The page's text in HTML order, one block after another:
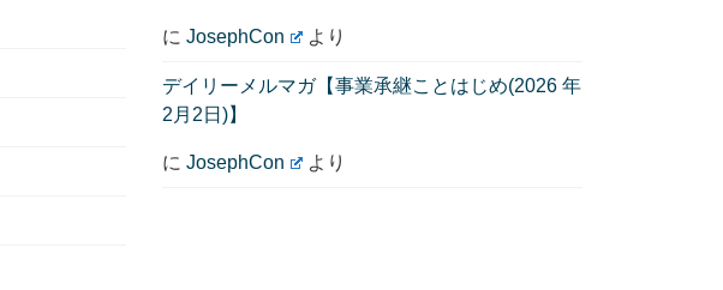
に JosephCon より
デイリーメルマガ【事業承継ことはじめ(2026 年
2月2日)】
に JosephCon より